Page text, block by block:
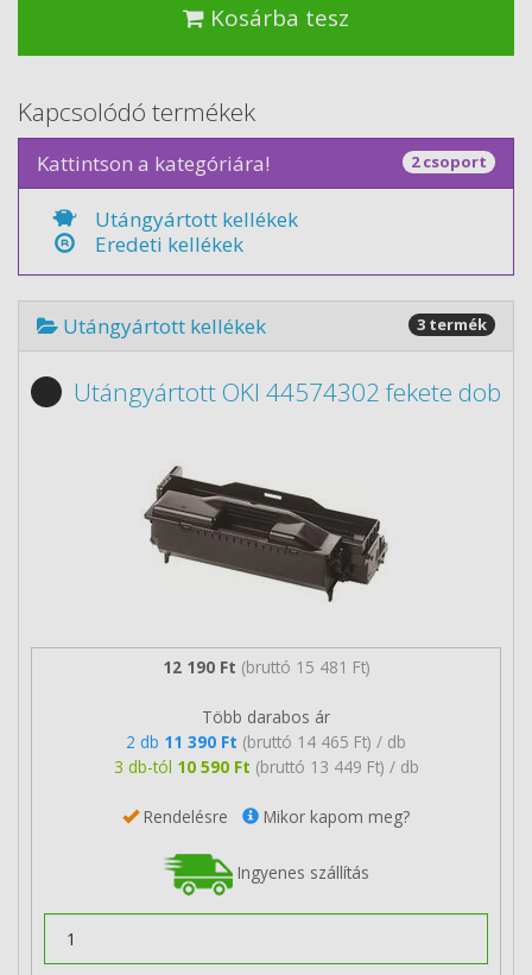
Kosárba tesz
Kapcsolódó termékek
Kattintson a kategóriára! 2 csoport
Utángyártott kellékek
Eredeti kellékek
Utángyártott kellékek 3 termék
Utángyártott OKI 44574302 fekete dob
12 190 Ft (bruttó 15 481 Ft)
Több darabos ár
2 db 11 390 Ft (bruttó 14 465 Ft) / db
3 db-tól 10 590 Ft (bruttó 13 449 Ft) / db
Rendelésre Mikor kapom meg?
Ingyenes szállítás